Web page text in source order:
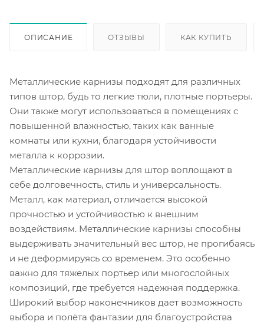
ОПИСАНИЕ ОТЗЫВЫ КАК КУПИТЬ
Металлические карнизы подходят для различных
типов штор, будь то легкие тюли, плотные портьеры.
Они также могут использоваться в помещениях с
повышенной влажностью, таких как ванные
комнаты или кухни, благодаря устойчивости
металла к коррозии.
Металлические карнизы для штор воплощают в
себе долговечность, стиль и универсальность.
Металл, как материал, отличается высокой
прочностью и устойчивостью к внешним
воздействиям. Металлические карнизы способны
выдерживать значительный вес штор, не прогибаясь
и не деформируясь со временем. Это особенно
важно для тяжелых портьер или многослойных
композиций, где требуется надежная поддержка.
Широкий выбор наконечников дает возможность
выбора и полёта фантазии для благоустройства